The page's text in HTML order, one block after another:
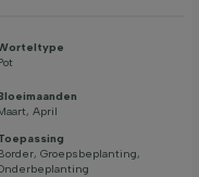
April
Groepsbeplanting,